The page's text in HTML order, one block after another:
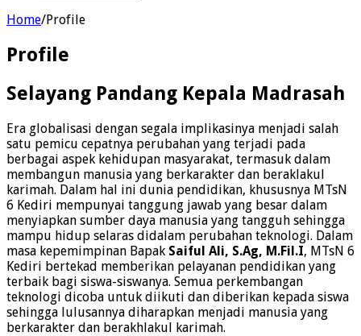
Home/Profile
Profile
Selayang Pandang Kepala Madrasah
Era globalisasi dengan segala implikasinya menjadi salah
satu pemicu cepatnya perubahan yang terjadi pada
berbagai aspek kehidupan masyarakat, termasuk dalam
membangun manusia yang berkarakter dan beraklakul
karimah. Dalam hal ini dunia pendidikan, khususnya MTsN
6 Kediri mempunyai tanggung jawab yang besar dalam
menyiapkan sumber daya manusia yang tangguh sehingga
mampu hidup selaras didalam perubahan teknologi. Dalam
masa kepemimpinan Bapak Saiful Ali, S.Ag, M.Fil.I, MTsN 6
Kediri bertekad memberikan pelayanan pendidikan yang
terbaik bagi siswa-siswanya. Semua perkembangan
teknologi dicoba untuk diikuti dan diberikan kepada siswa
sehingga lulusannya diharapkan menjadi manusia yang
berkarakter dan berakhlakul karimah.